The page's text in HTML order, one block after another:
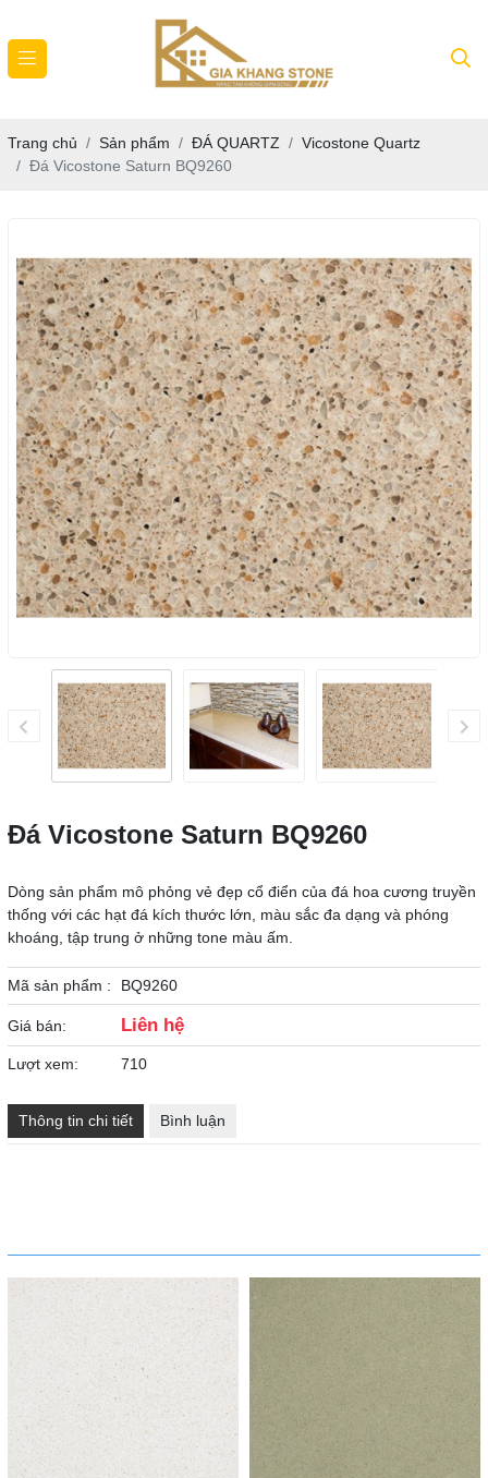
Trang chủ Sản phẩm ĐÁ QUARTZ
Vicostone Quartz
Đá Vicostone Saturn BQ9260
Đá Vicostone Saturn BQ9260
Dòng sản phẩm mô phỏng vẻ đẹp cổ điển của đá hoa cương truyền
thống với các hạt đá kích thước lớn, màu sắc đa dạng và phóng
khoáng, tập trung ở những tone màu ấm.
Mã sản phẩm : BQ9260
Giá bán: Liên hệ
Lượt xem: 710
Thông tin chi tiết Bình luận